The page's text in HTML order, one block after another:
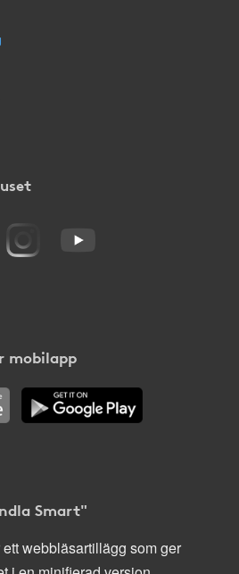
mobilapp
Smart"
webbläsartillägg som ger